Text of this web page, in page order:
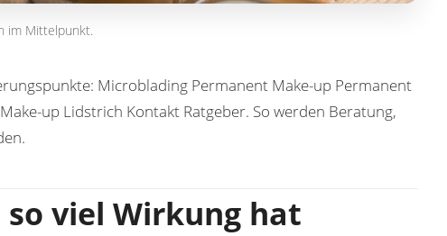
im Mittelpunkt.
Microblading Permanent Make-up Permanent
up Lidstrich Kontakt Ratgeber. So werden Beratung,
viel Wirkung hat